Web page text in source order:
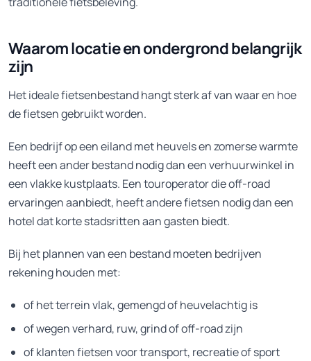
Waarom locatie en ondergrond belangrijk
zijn
Het ideale fietsenbestand hangt sterk af van waar en hoe
de fietsen gebruikt worden.
Een bedrijf op een eiland met heuvels en zomerse warmte
heeft een ander bestand nodig dan een verhuurwinkel in
een vlakke kustplaats. Een touroperator die off-road
ervaringen aanbiedt, heeft andere fietsen nodig dan een
hotel dat korte stadsritten aan gasten biedt.
Bij het plannen van een bestand moeten bedrijven
rekening houden met:
of het terrein vlak, gemengd of heuvelachtig is
of wegen verhard, ruw, grind of off-road zijn
of klanten fietsen voor transport, recreatie of sport